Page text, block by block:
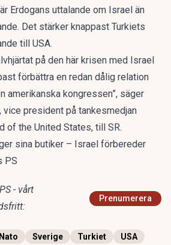
Erdogans uttalande om Israel än
Det stärker knappast Turkiets
till USA.
på den här krisen med Israel
förbättra en redan dålig relation
amerikanska kongressen”, säger
, vice president på tankesmedjan
of the United States, till SR.
sina butiker – Israel förbereder
PS
- vårt
Prenumerera
Nato Sverige Turkiet USA